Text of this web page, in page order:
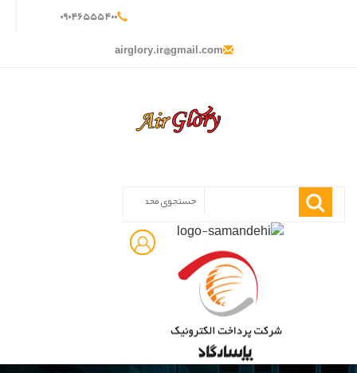
۰۹۰۴۶۵۵۵۴۰۰
airglory.ir@gmail.com